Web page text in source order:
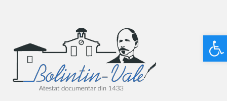
Deschide bara de unelte